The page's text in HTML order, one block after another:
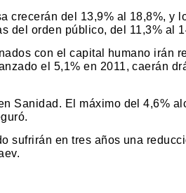
crecerán del 13,9% al 18,8%, y
del orden público, del 11,3% al
con el capital humano irán
el 5,1% en 2011, caerán
Sanidad. El máximo del 4,6%
sufrirán en tres años una